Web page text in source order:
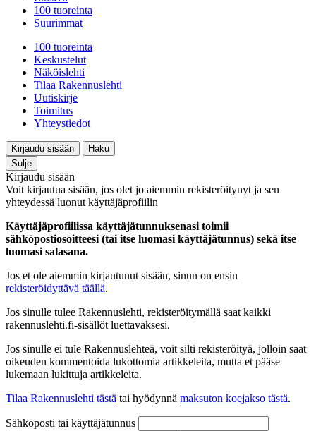
100 tuoreinta
Suurimmat
100 tuoreinta
Keskustelut
Näköislehti
Tilaa Rakennuslehti
Uutiskirje
Toimitus
Yhteystiedot
Kirjaudu sisään
Haku
Sulje
Kirjaudu sisään
Voit kirjautua sisään, jos olet jo aiemmin rekisteröitynyt ja sen
yhteydessä luonut käyttäjäprofiilin
Käyttäjäprofiilissa käyttäjätunnuksenasi toimii
sähköpostiosoitteesi (tai itse luomasi käyttäjätunnus) sekä itse
luomasi salasana.
Jos et ole aiemmin kirjautunut sisään, sinun on ensin
rekisteröidyttävä täällä.
Jos sinulle tulee Rakennuslehti, rekisteröitymällä saat kaikki
rakennuslehti.fi-sisällöt luettavaksesi.
Jos sinulle ei tule Rakennuslehteä, voit silti rekisteröityä, jolloin saat
oikeuden kommentoida lukottomia artikkeleita, mutta et pääse
lukemaan lukittuja artikkeleita.
Tilaa Rakennuslehti tästä tai hyödynnä maksuton koejakso tästä.
Sähköposti tai käyttäjätunnus